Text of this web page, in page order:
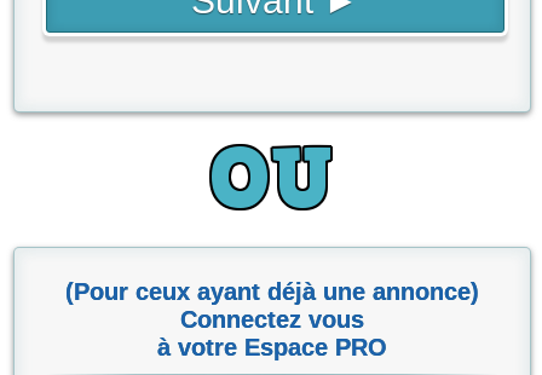
(Pour ceux ayant déjà une annonce)
Connectez vous
à votre Espace PRO